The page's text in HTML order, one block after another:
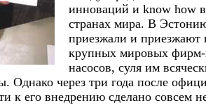
инноваций и know how
странах мира. В
приезжали и приезжают
крупных мировых фирм-
насосов, суля им
Однако через три года после
к его внедрению сделано совсем